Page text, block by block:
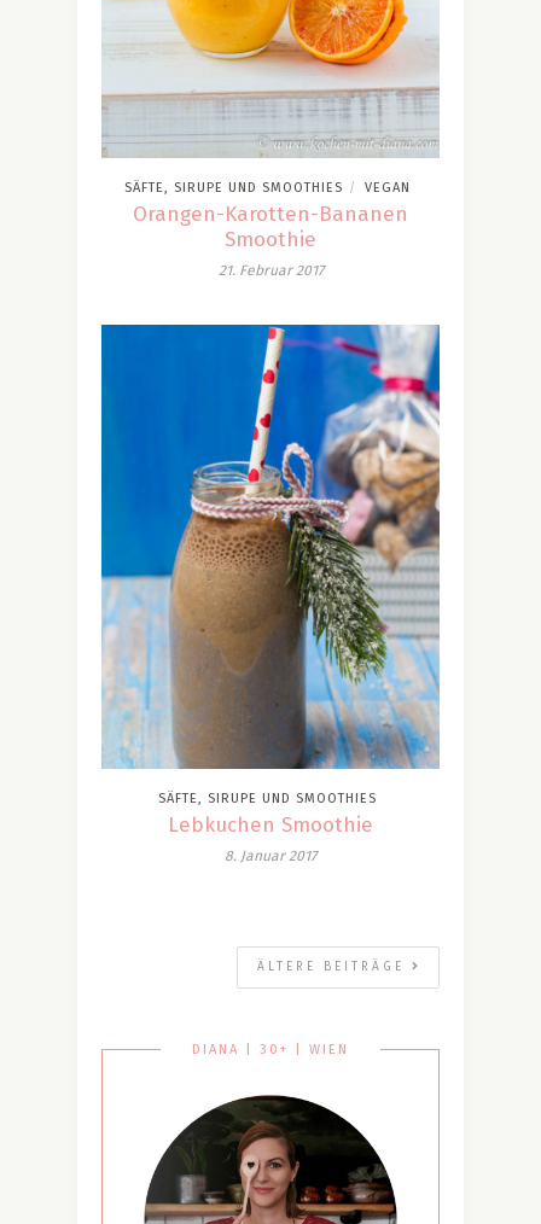
SÄFTE, SIRUPE UND SMOOTHIES / VEGAN
Orangen-Karotten-Bananen
Smoothie
21. Februar 2017
SÄFTE, SIRUPE UND SMOOTHIES
Lebkuchen Smoothie
8. Januar 2017
ÄLTERE BEITRÄGE
DIANA | 30+ | WIEN